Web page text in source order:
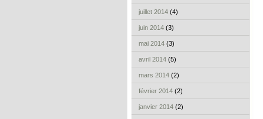
juillet 2014 (4)
juin 2014 (3)
mai 2014 (3)
avril 2014 (5)
mars 2014 (2)
février 2014 (2)
janvier 2014 (2)